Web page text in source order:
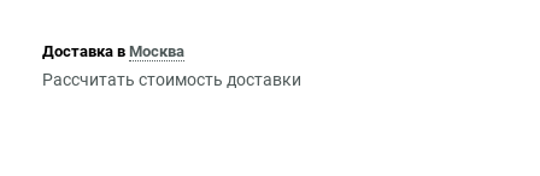
Доставка в Москва
Рассчитать стоимость доставки